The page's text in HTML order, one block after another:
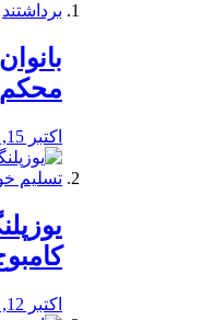
محكم
اکتبر 15, 2019
اکتبر 12, 2019